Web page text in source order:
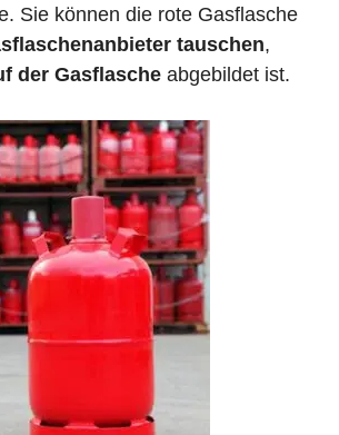
Sie können die rote Gasflasche
tauschen,
der Gasflasche abgebildet ist.